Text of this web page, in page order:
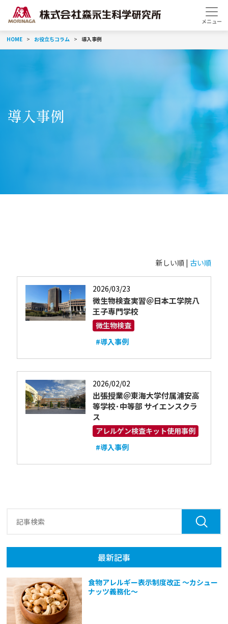
HOME お役立ちコラム 導入事例
導入事例
新しい順 | 古い順
2026/03/23
微生物検査実習＠日本工学院八
王子専門学校
微生物検査
#導入事例
2026/02/02
出張授業＠東海大学付属浦安高
等学校･中等部 サイエンスクラ
ス
アレルゲン検査キット使用事例
#導入事例
最新記事
食物アレルギー表示制度改正 ～カシュー
ナッツ義務化～